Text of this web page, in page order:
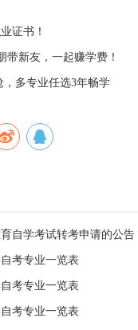
证书！
带新友，一起赚学费！
，多专业任选3年畅学
自学考试转考申请的公告
考专业一览表
考专业一览表
考专业一览表